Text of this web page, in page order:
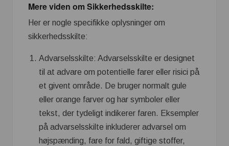
Mere viden om Sikkerhedsskilte:
Her er nogle specifikke oplysninger om
sikkerhedsskilte:
Advarselsskilte: Advarselsskilte er designet
til at advare om potentielle farer eller risici på
et givent område. De bruger normalt gule
eller orange farver og har symboler eller
tekst, der tydeligt indikerer faren. Eksempler
på advarselsskilte inkluderer advarsel om
højspænding, fare for fald, giftige stoffer,